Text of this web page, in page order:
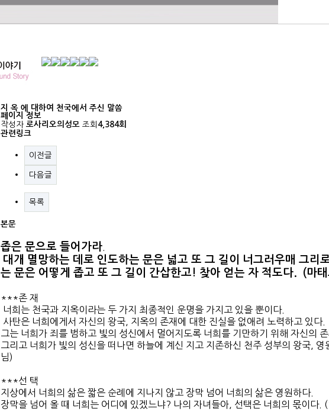
지 옥 에 대하여 천국에서 주신 말씀
페이지 정보
작성자 로사리오의성모 조회 4,384회
관련링크
이전글
다음글
목록
본문
좁은 문으로 들어가라
대개 멸망하는 데로 인도하는 문은 넓고 또 그 길이 너그러우매 그리
는 문은 어떻게 좁고 또 그 길이 간삽한고! 찾아 얻는 자 적도다. (마
***존 재
너희는 천국과 지옥이라는 두 가지 최종적인 운명을 가지고 있을 뿐이다.
사탄은 너희에게서 자신의 왕국, 지옥의 존재에 대한 진실을 없애려 노력하고 있다.
그는 너희가 죄를 범하고 빛의 성신에서 멀어지도록 너희를 기만하기 위해 자신의
그리고 너희가 빛의 성신을 떠나면 하늘에 계신 지고 지존하신 천주 성부의 왕국
님)
***선 택
지상에서 너희의 삶은 짧은 순례에 지나지 않고 장막 넘어 너희의 삶은 영원하다.
장막을 넘어 올 때 너희는 어디에 있겠느냐? 나의 자녀들아, 선택은 너희의 몫이